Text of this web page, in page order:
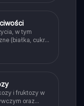
w tym
(białka, cukry,
Idealne
2023/2024.
i fruktozy w
oraz